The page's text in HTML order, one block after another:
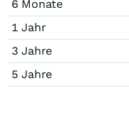
6 Monate
1 Jahr
3 Jahre
5 Jahre